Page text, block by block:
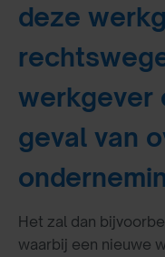
deze
werkgever
geval van
Het zal dan
waarbij een nieuwe